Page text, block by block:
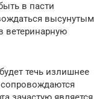
в пасти
высунутым
ветеринарную
течь излишнее